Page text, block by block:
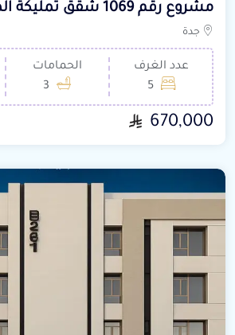
مشروع رقم 1069 شقق تمليكة الموقع الربوة
جدة
عدد الغرف
5
الحمامات
3
670,000